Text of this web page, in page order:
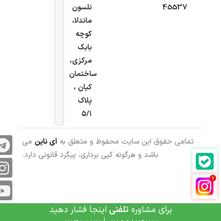
45537
نلسون
ماندلا،
کوچه
بابک
مرکزی،
ساختمان
کیان ،
پلاک
۵/۱
تمامی حقوق این سایت محفوظ و متعلق به آی ناین می
باشد و هرگونه کپی برداری، پیگرد قانونی دارد.
برای مشاوره تلفنی اینجا فشار دهید